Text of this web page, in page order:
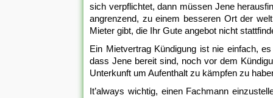
sich verpflichtet, dann müssen Jene
angrenzend, zu einem besseren Ort der
Mieter gibt, die Ihr Gute angebot nicht
Ein Mietvertrag Kündigung ist nie einfach,
dass Jene bereit sind, noch vor dem
Unterkunft um Aufenthalt zu kämpfen zu
It’always wichtig, einen Fachmann